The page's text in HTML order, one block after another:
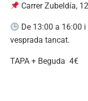
Carrer Zubeldía,
De 13:00 a 16:00
vesprada tancat.
TAPA + Beguda 4€